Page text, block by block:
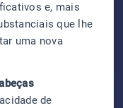
e, mais
que lhe
uma nova
de